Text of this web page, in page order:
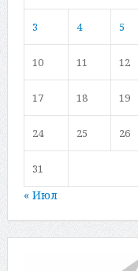
3 4 5
10 11 12
17 18 19
24 25 26
31
« Июл